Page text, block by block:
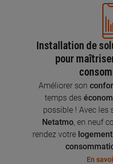
Installation de
pour
Améliorer son
temps des
possible ! Avec les
Netatmo, en neuf
rendez votre
En